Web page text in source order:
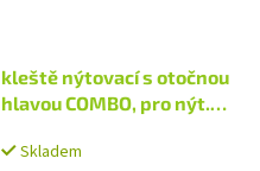
kleště nýtovací s otočnou
hlavou COMBO, pro nýt.
nýty 2,4-4,8mm
Skladem